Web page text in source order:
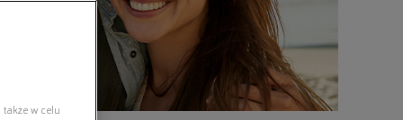
także w celu